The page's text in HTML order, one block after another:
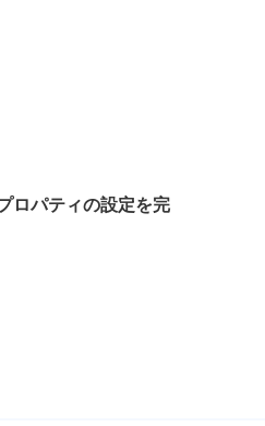
ロパティの設定を完